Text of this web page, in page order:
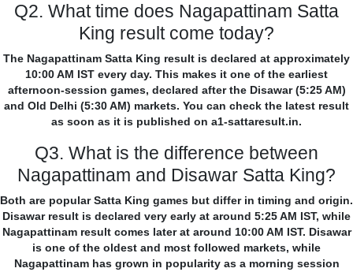
Q2. What time does Nagapattinam Satta
King result come today?
The Nagapattinam Satta King result is declared at approximately
10:00 AM IST every day. This makes it one of the earliest
afternoon-session games, declared after the Disawar (5:25 AM)
and Old Delhi (5:30 AM) markets. You can check the latest result
as soon as it is published on a1-sattaresult.in.
Q3. What is the difference between
Nagapattinam and Disawar Satta King?
Both are popular Satta King games but differ in timing and origin.
Disawar result is declared very early at around 5:25 AM IST, while
Nagapattinam result comes later at around 10:00 AM IST. Disawar
is one of the oldest and most followed markets, while
Nagapattinam has grown in popularity as a morning session